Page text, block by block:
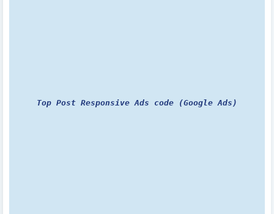
Top Post Responsive Ads code (Google Ads)